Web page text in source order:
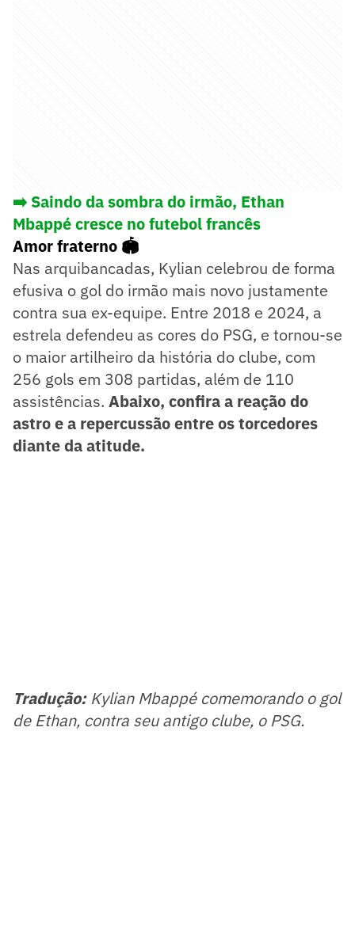
➡️ Saindo da sombra do irmão, Ethan
Mbappé cresce no futebol francês
Amor fraterno 🏟️
Nas arquibancadas, Kylian celebrou de forma
efusiva o gol do irmão mais novo justamente
contra sua ex-equipe. Entre 2018 e 2024, a
estrela defendeu as cores do PSG, e tornou-se
o maior artilheiro da história do clube, com
256 gols em 308 partidas, além de 110
assistências. Abaixo, confira a reação do
astro e a repercussão entre os torcedores
diante da atitude.
Tradução:Kylian Mbappé comemorando o gol
de Ethan, contra seu antigo clube, o PSG.